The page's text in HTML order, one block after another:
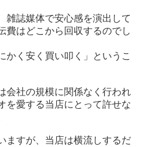
雑誌媒体で安心感を演出して
費はどこから回収するのでし
かく安く買い叩く」というこ
会社の規模に関係なく行われ
を愛する当店にとって許せな
ますが、当店は横流しするだ